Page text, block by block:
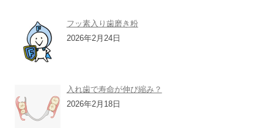
フッ素入り歯磨き粉
2026年2月24日
入れ歯で寿命が伸び縮み？
2026年2月18日